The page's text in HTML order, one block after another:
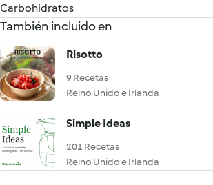
Carbohidratos
También incluido en
Risotto
9 Recetas
Reino Unido e Irlanda
Simple Ideas
201 Recetas
Reino Unido e Irlanda